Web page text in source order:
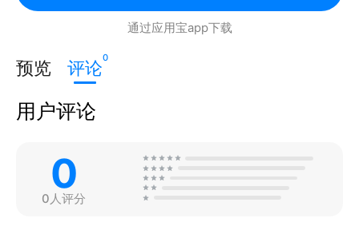
通过应用宝app下载
预览 评论0
用户评论
0
0人评分